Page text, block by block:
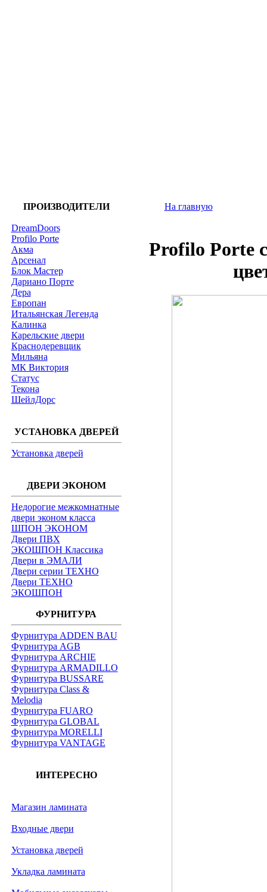
ПРОИЗВОДИТЕЛИ
DreamDoors
Profilo Porte
Акма
Арсенал
Блок Мастер
Дариано Порте
Дера
Европан
Итальянская Легенда
Калинка
Карельские двери
Краснодеревщик
Мильяна
МК Виктория
Статус
Текона
ШейлДорс
УСТАНОВКА ДВЕРЕЙ
Установка дверей
ДВЕРИ ЭКОНОМ
Недорогие межкомнатные
двери эконом класса
ШПОН ЭКОНОМ
Двери ПВХ
ЭКОШПОН Классика
Двери в ЭМАЛИ
Двери серии ТЕХНО
Двери ТЕХНО
ЭКОШПОН
ФУРНИТУРА
Фурнитура ADDEN BAU
Фурнитура AGB
Фурнитура ARCHIE
Фурнитура ARMADILLO
Фурнитура BUSSARE
Фурнитура Class &
Melodia
Фурнитура FUARO
Фурнитура GLOBAL
Фурнитура MORELLI
Фурнитура VANTAGE
ИНТЕРЕСНО
Магазин ламината
Входные двери
Установка дверей
Укладка ламината
На главную
Profilo Porte